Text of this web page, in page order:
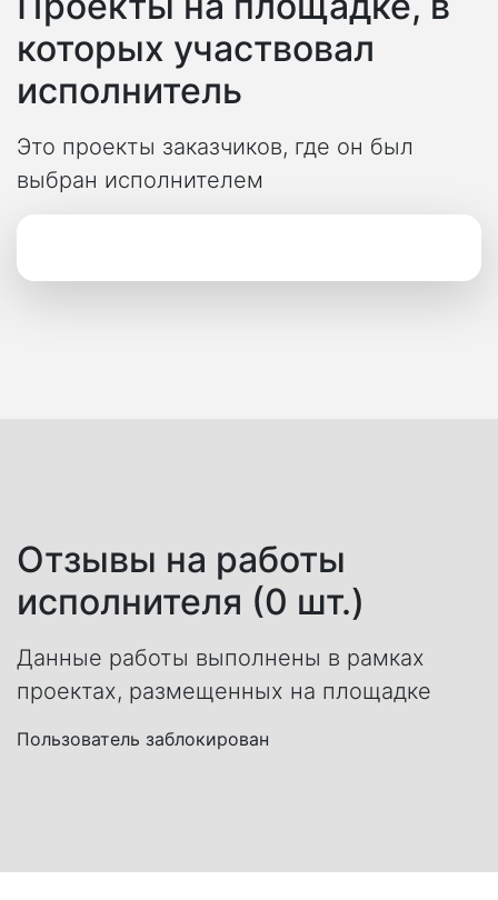
которых участвовал
исполнитель
Это проекты заказчиков, где он был
выбран исполнителем
Отзывы на работы
исполнителя (0 шт.)
Данные работы выполнены в рамках
проектах, размещенных на площадке
Пользователь заблокирован